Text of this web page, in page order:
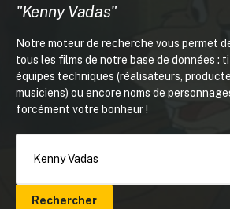
"Kenny Vadas"
Notre moteur de recherche vous permet
tous les films de notre base de données :
équipes techniques (réalisateurs,
musiciens) ou encore noms de
forcément votre bonheur !
Rechercher